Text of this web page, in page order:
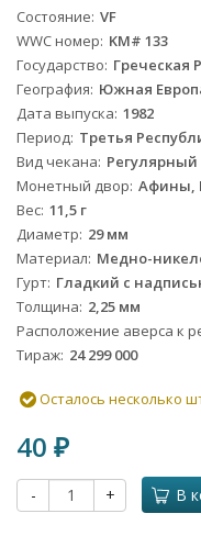
Состояние VF
WWC номер KM# 133
Государство Греческая
География Южная
Дата выпуска 1982
Период Третья
Вид чекана Регулярный
Монетный двор Афины,
Вес 11,5 г
Диаметр 29 мм
Материал Медно-
Гурт Гладкий с
Толщина 2,25 мм
Расположение аверса к
Тираж 24 299 000
Осталось несколько
40 ₽
- + В